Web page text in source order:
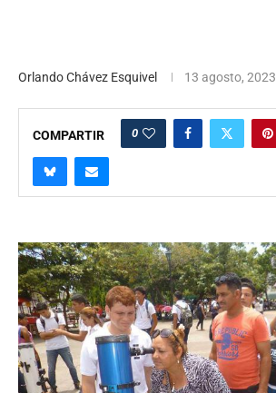
Orlando Chávez Esquivel 13 agosto, 2023
COMPARTIR 0